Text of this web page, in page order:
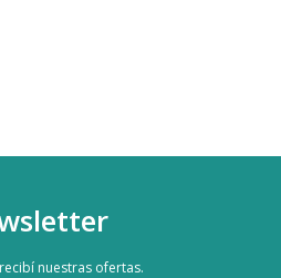
nuestras ofertas.